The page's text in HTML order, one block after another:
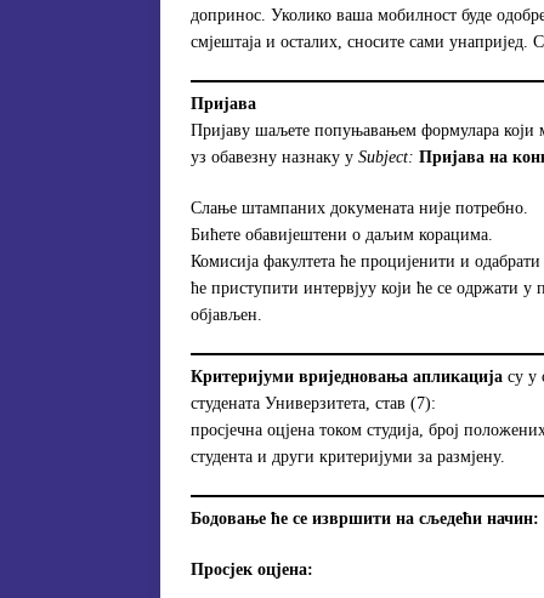
допринос. Уколико ваша мобилност буде
смјештаја и осталих, сносите сами унапријед.
Пријава
Пријаву шаљете попуњавањем формулара који
уз обавезну назнаку у Subject: Пријава на
Слање штампаних докумената није потребно.
Бићете обавијештени о даљим корацима.
Комисија факултета ће процијенити и
ће приступити интервјуу који ће се одржати у
објављен.
Критеријуми вриједновања апликација су у
студената Универзитета, став (7):
просјечна оцјена током студија, број
студента и други критеријуми за размјену.
Бодовање ће се извршити на сљедећи начин:
Просјек оцјена: